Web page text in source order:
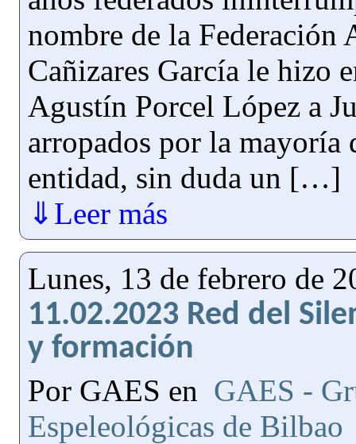
nombre de la Federación
Cañizares García le hizo
Agustín Porcel López a
arropados por la mayoría
entidad, sin duda un […]
⇓Leer más
Lunes, 13 de febrero de
11.02.2023 Red del
y formación
Por GAES en GAES -
Espeleológicas de Bilbao